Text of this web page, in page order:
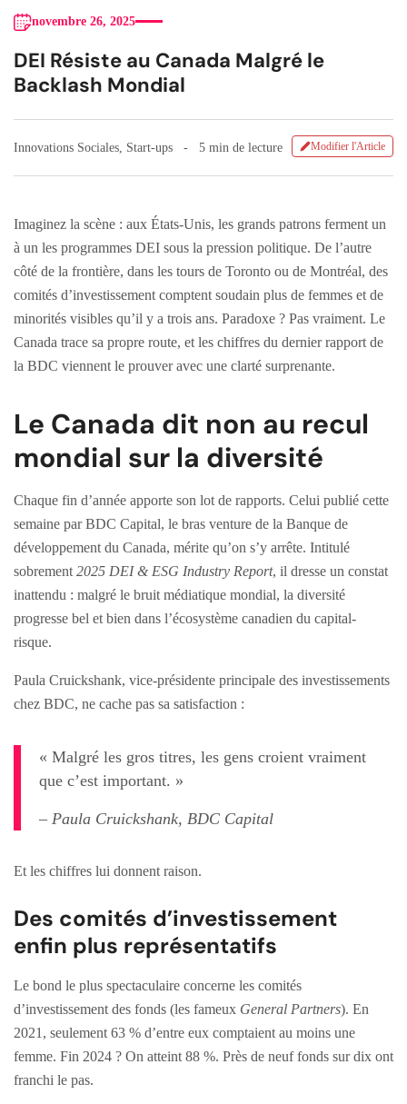
novembre 26, 2025
DEI Résiste au Canada Malgré le
Backlash Mondial
Innovations Sociales Start-ups 5 min de lecture Modifier l'Article
Imaginez la scène : aux États-Unis, les grands patrons ferment un
à un les programmes DEI sous la pression politique. De l’autre
côté de la frontière, dans les tours de Toronto ou de Montréal, des
comités d’investissement comptent soudain plus de femmes et de
minorités visibles qu’il y a trois ans. Paradoxe ? Pas vraiment. Le
Canada trace sa propre route, et les chiffres du dernier rapport de
la BDC viennent le prouver avec une clarté surprenante.
Le Canada dit non au recul
mondial sur la diversité
Chaque fin d’année apporte son lot de rapports. Celui publié cette
semaine par BDC Capital, le bras venture de la Banque de
développement du Canada, mérite qu’on s’y arrête. Intitulé
sobrement 2025 DEI & ESG Industry Report, il dresse un constat
inattendu : malgré le bruit médiatique mondial, la diversité
progresse bel et bien dans l’écosystème canadien du capital-
risque.
Paula Cruickshank, vice-présidente principale des investissements
chez BDC, ne cache pas sa satisfaction :
« Malgré les gros titres, les gens croient vraiment
que c’est important. »
– Paula Cruickshank, BDC Capital
Et les chiffres lui donnent raison.
Des comités d’investissement
enfin plus représentatifs
Le bond le plus spectaculaire concerne les comités
d’investissement des fonds (les fameux General Partners). En
2021, seulement 63 % d’entre eux comptaient au moins une
femme. Fin 2024 ? On atteint 88 %. Près de neuf fonds sur dix ont
franchi le pas.